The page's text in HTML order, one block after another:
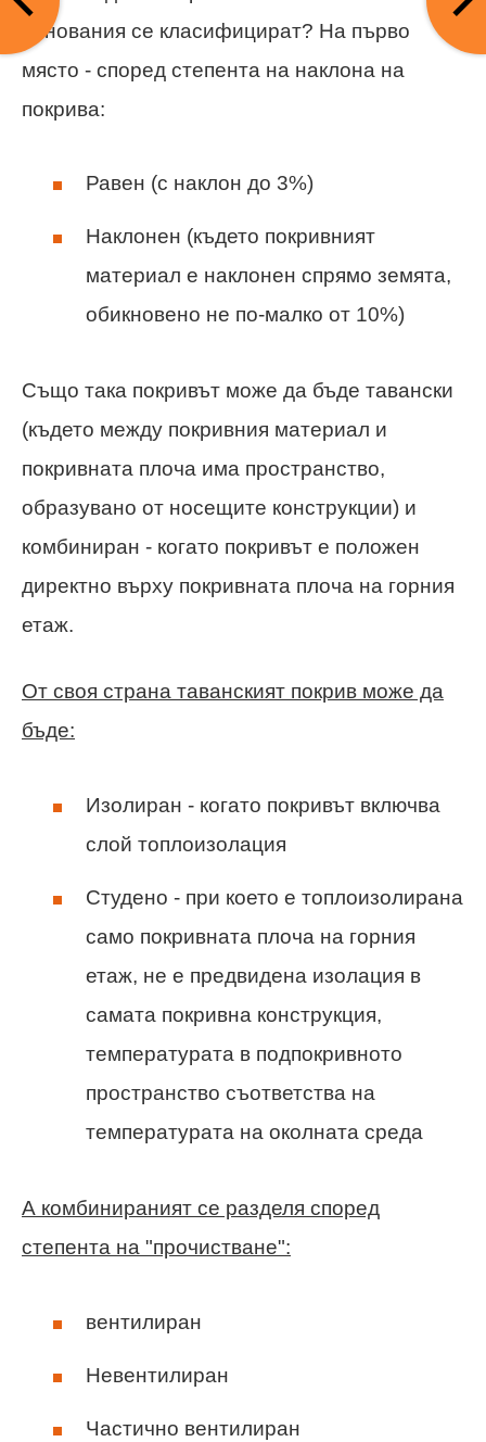
основания се класифицират? На първо
място - според степента на наклона на
покрива:
Равен (с наклон до 3%)
Наклонен (където покривният
материал е наклонен спрямо земята,
обикновено не по-малко от 10%)
Също така покривът може да бъде тавански
(където между покривния материал и
покривната плоча има пространство,
образувано от носещите конструкции) и
комбиниран - когато покривът е положен
директно върху покривната плоча на горния
етаж.
От своя страна таванският покрив може да
бъде:
Изолиран - когато покривът включва
слой топлоизолация
Студено - при което е топлоизолирана
само покривната плоча на горния
етаж, не е предвидена изолация в
самата покривна конструкция,
температурата в подпокривното
пространство съответства на
температурата на околната среда
А комбинираният се разделя според
степента на "прочистване":
вентилиран
Невентилиран
Частично вентилиран